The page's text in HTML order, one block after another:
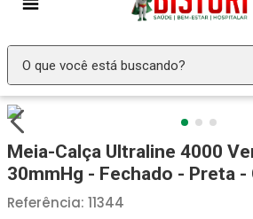
O que você está buscando?
Meia-Calça Ultraline 4000
30mmHg - Fechado - Preta -
Referência: 11344
2º Fralda Geriatrica
3º Luva Latex